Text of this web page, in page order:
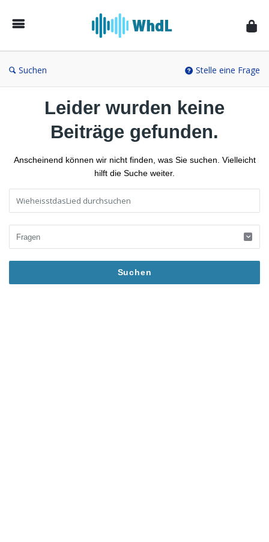
von
Suchen Stelle eine Frage
Leider wurden keine
Beiträge gefunden.
Anscheinend können wir nicht finden, was Sie suchen. Vielleicht
hilft die Suche weiter.